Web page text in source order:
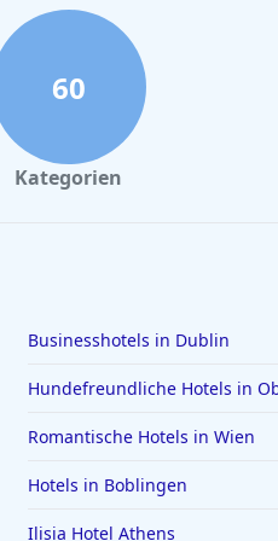
60
Kategorien
Businesshotels in Dublin
Hundefreundliche Hotels in
Romantische Hotels in Wien
Hotels in Boblingen
Ilisia Hotel Athens